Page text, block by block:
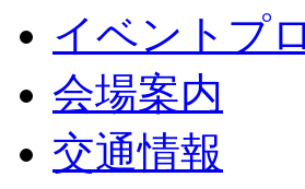
イベントプ
会場案内
交通情報